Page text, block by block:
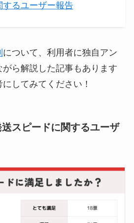
するユーザー報告
について、利用者に独自アン
ら解説した記事もあります
してみてください！
スピードに関するユーザ